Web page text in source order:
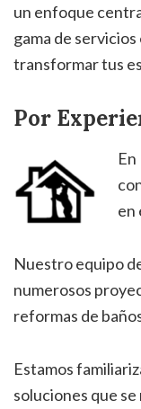
un enfoque
gama de
transformar tus
Por
en
Nuestro equipo
numerosos
reformas de
Estamos
soluciones que